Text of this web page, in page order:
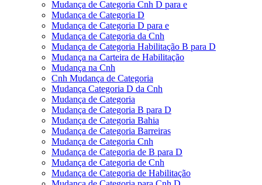
Mudança de Categoria Cnh D para e
Mudança de Categoria D
Mudança de Categoria D para e
Mudança de Categoria da Cnh
Mudança de Categoria Habilitação B para D
Mudança na Carteira de Habilitação
Mudança na Cnh
Cnh Mudança de Categoria
Mudança Categoria D da Cnh
Mudança de Categoria
Mudança de Categoria B para D
Mudança de Categoria Bahia
Mudança de Categoria Barreiras
Mudança de Categoria Cnh
Mudança de Categoria de B para D
Mudança de Categoria de Cnh
Mudança de Categoria de Habilitação